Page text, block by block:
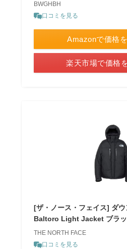
BWGHBH
口コミを見る
Amazonで価格
楽天市場で価格
[ザ・ノース・フェイス] ダウ
Baltoro Light Jacket ブラ
THE NORTH FACE
口コミを見る